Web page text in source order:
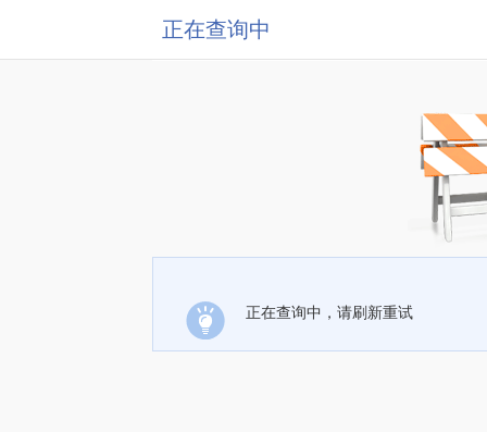
正在查询中
正在查询中，请刷新重试